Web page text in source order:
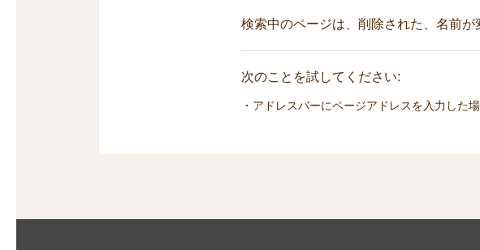
検索中のページは、削除された、名前
次のことを試してください:
・アドレスバーにページアドレスを入力した